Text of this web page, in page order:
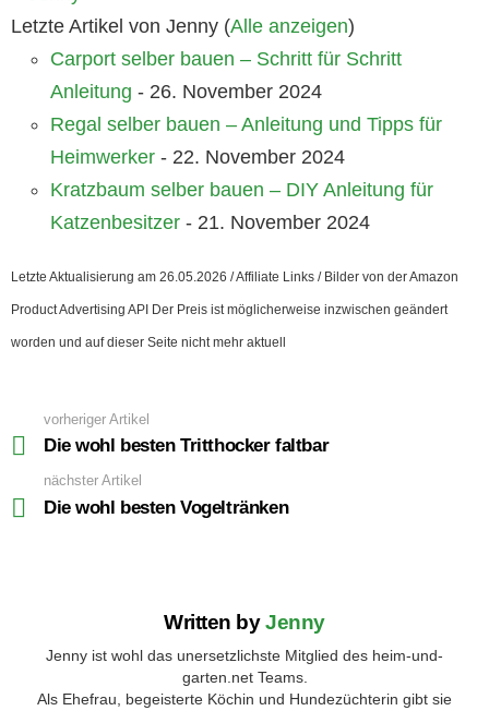
Letzte Artikel von Jenny (Alle anzeigen)
Carport selber bauen – Schritt für Schritt
Anleitung - 26. November 2024
Regal selber bauen – Anleitung und Tipps für
Heimwerker - 22. November 2024
Kratzbaum selber bauen – DIY Anleitung für
Katzenbesitzer - 21. November 2024
Letzte Aktualisierung am 26.05.2026 / Affiliate Links / Bilder von der Amazon
Product Advertising API Der Preis ist möglicherweise inzwischen geändert
worden und auf dieser Seite nicht mehr aktuell
more
vorheriger Artikel
Die wohl besten Tritthocker faltbar
nächster Artikel
Die wohl besten Vogeltränken
Written byJenny
Jenny ist wohl das unersetzlichste Mitglied des heim-und-
garten.net Teams.
Als Ehefrau, begeisterte Köchin und Hundezüchterin gibt sie